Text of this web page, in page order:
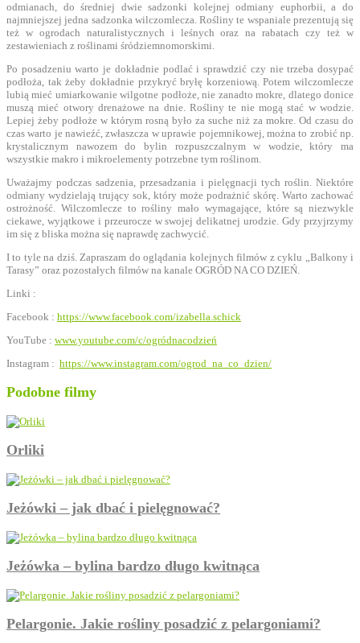
odmianach, do średniej dwie sadzonki kolejnej odmiany euphorbii, a do
najmniejszej jedna sadzonka wilczomlecza. Rośliny te wspaniale prezentują się
też w ogrodach naturalistycznych i leśnych oraz na rabatach czy też w
zestawieniach z roślinami śródziemnomorskimi.
Po posadzeniu warto je dokładnie podlać i sprawdzić czy nie trzeba dosypać
podłoża, tak żeby dokładnie przykryć bryłę korzeniową. Potem wilczomlecze
lubią mieć umiarkowanie wilgotne podłoże, nie zanadto mokre, dlatego donice
muszą mieć otwory drenażowe na dnie. Rośliny te nie mogą stać w wodzie.
Lepiej żeby podłoże w którym rosną było za suche niż za mokre. Od czasu do
czas warto je nawieźć, zwłaszcza w uprawie pojemnikowej, można to zrobić np.
krystalicznym nawozem do bylin rozpuszczalnym w wodzie, który ma
wszystkie makro i mikroelementy potrzebne tym roślinom.
Uważajmy podczas sadzenia, przesadzania i pielęgnacji tych roślin. Niektóre
odmiany wydzielają trujący sok, który może podrażnić skórę. Warto zachować
ostrożność. Wilczomlecze to rośliny mało wymagające, które są niezwykle
ciekawe, wyjątkowe i przeurocze w swojej delikatnej urodzie. Gdy przyjrzymy
im się z bliska można się naprawdę zachwycić.
I to tyle na dziś. Zapraszam do oglądania kolejnych filmów z cyklu „Balkony i
Tarasy” oraz pozostałych filmów na kanale OGRÓD NA CO DZIEŃ.
Linki :
Facebook : https://www.facebook.com/izabella.schick
YouTube : www.youtube.com/c/ogródnacodzień
Instagram : https://www.instagram.com/ogrod_na_co_dzien/
Podobne filmy
Orliki
Jeżówki – jak dbać i pielęgnować?
Jeżówka – bylina bardzo długo kwitnąca
Pelargonie. Jakie rośliny posadzić z pelargoniami?